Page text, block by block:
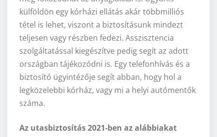
külföldön egy kórházi ellátás akár többmilliós
tétel is lehet, viszont a biztosításunk mindezt
teljesen vagy részben fedezi. Asszisztencia
szolgáltatással kiegészítve pedig segít az adott
országban tájékozódni is. Egy telefonhívás és a
biztosító ügyintézője segít abban, hogy hol a
legközelebbi kórház, vagy mi a helyi autómentők
száma.
Az utasbiztosítás 2021-ben az alábbiakat